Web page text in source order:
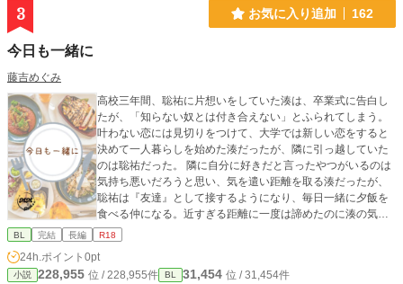
3 お気に入り追加 162
今日も一緒に
藤吉めぐみ
高校三年間、聡祐に片想いをしていた湊は、卒業式に告白し
たが、「知らない奴とは付き合えない」とふられてしまう。
叶わない恋には見切りをつけて、大学では新しい恋をすると
決めて一人暮らしを始めた湊だったが、隣に引っ越していた
のは聡祐だった。 隣に自分に好きだと言ったやつがいるのは
気持ち悪いだろうと思い、気を遣い距離を取る湊だったが、
聡祐は『友達』として接するようになり、毎日一緒に夕飯を
食べる仲になる。近すぎる距離に一度は諦めたのに湊の気持
ちは揺れ動いて…… 聡祐とは友達になると決めて幸せになれ
でいればいいのか――ドキドキの新生活、お隣さんラブ。
BL 完結 長編 R18
24h.ポイント 0pt
小説 228,955 位 / 228,955件 BL 31,454 位 / 31,454件